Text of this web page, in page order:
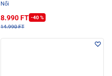
Női
8.990 FT -40 %
14.990 FT